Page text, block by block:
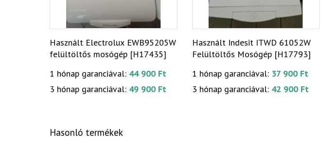
Használt Electrolux EWB95205W
felültöltős mosógép [H17435]
1 hónap garanciával: 44 900 Ft
3 hónap garanciával: 49 900 Ft
Használt Indesit ITWD 61052W
Felültöltős Mosógép [H17793]
1 hónap garanciával: 37 900 Ft
3 hónap garanciával: 42 900 Ft
Hasonló termékek